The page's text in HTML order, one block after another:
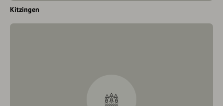
Kitzingen